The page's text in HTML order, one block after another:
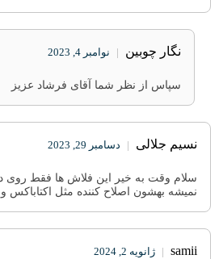
نگار چوبین | نوامبر 4, 2023
سپاس از نظر شما آقای فرشاد عزیز
نسیم جلالی | دسامبر 29, 2023
سلام وقت به خیر این فلاش ها فقط
نمیشه بهشون اصلاح کننده مثل اکتاباکس
samii
| ژانویه 2, 2024